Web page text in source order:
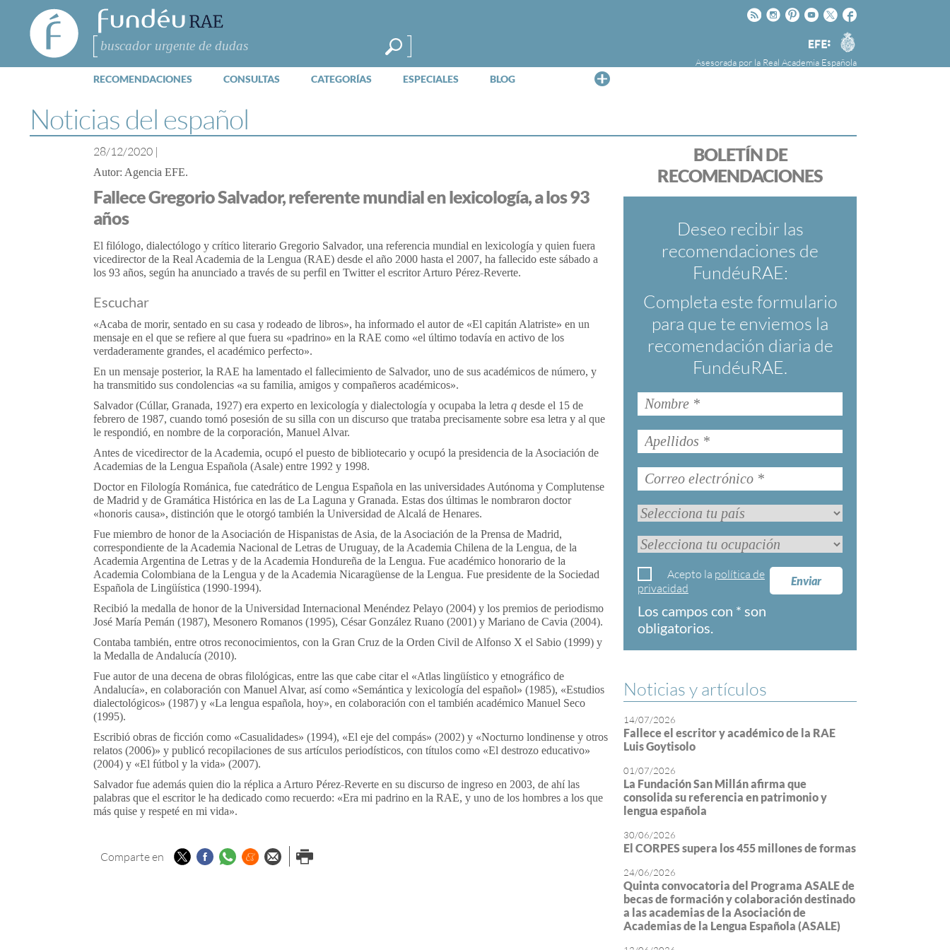
FundéuRAE
- Fundación
del Español
Urgente
Buscar
Facebook
Twitter
Youtube
Pinteres
Instagram
Rss
Agencia
EFE
Asesorada por la Real Academia Española
RECOMENDACIONES CONSULTAS CATEGORÍAS ESPECIALES BLOG
la Agencia Efe y la Real Academia Española,
cuyo objetivo es colaborar con el buen uso del
español en los medios de comunicación y en
Internet.
Noticias del español
BOLETÍN DE
RECOMENDACIONES
Deseo recibir las
recomendaciones de
FundéuRAE:
Completa este formulario
para que te enviemos la
recomendación diaria de
FundéuRAE.
Enviar
Acepto la política de
privacidad
Los campos con * son
obligatorios.
28/12/2020 |
Agencia EFE
Fallece Gregorio Salvador, referente mundial en lexicología, a los 93
años
El filólogo, dialectólogo y crítico literario Gregorio Salvador, una referencia mundial en lexicología y quien fuera
vicedirector de la Real Academia de la Lengua (RAE) desde el año 2000 hasta el 2007, ha fallecido este sábado a
los 93 años, según ha anunciado a través de su perfil en Twitter el escritor Arturo Pérez-Reverte.
Escuchar
«Acaba de morir, sentado en su casa y rodeado de libros», ha informado el autor de «El capitán Alatriste» en un
mensaje en el que se refiere al que fuera su «padrino» en la RAE como «el último todavía en activo de los
verdaderamente grandes, el académico perfecto».
En un mensaje posterior, la RAE ha lamentado el fallecimiento de Salvador, uno de sus académicos de número, y
ha transmitido sus condolencias «a su familia, amigos y compañeros académicos».
Salvador (Cúllar, Granada, 1927) era experto en lexicología y dialectología y ocupaba la letra q desde el 15 de
febrero de 1987, cuando tomó posesión de su silla con un discurso que trataba precisamente sobre esa letra y al que
le respondió, en nombre de la corporación, Manuel Alvar.
Antes de vicedirector de la Academia, ocupó el puesto de bibliotecario y ocupó la presidencia de la Asociación de
Academias de la Lengua Española (Asale) entre 1992 y 1998.
Doctor en Filología Románica, fue catedrático de Lengua Española en las universidades Autónoma y Complutense
de Madrid y de Gramática Histórica en las de La Laguna y Granada. Estas dos últimas le nombraron doctor
«honoris causa», distinción que le otorgó también la Universidad de Alcalá de Henares.
Fue miembro de honor de la Asociación de Hispanistas de Asia, de la Asociación de la Prensa de Madrid,
correspondiente de la Academia Nacional de Letras de Uruguay, de la Academia Chilena de la Lengua, de la
Academia Argentina de Letras y de la Academia Hondureña de la Lengua. Fue académico honorario de la
Academia Colombiana de la Lengua y de la Academia Nicaragüense de la Lengua. Fue presidente de la Sociedad
Española de Lingüística (1990-1994).
Recibió la medalla de honor de la Universidad Internacional Menéndez Pelayo (2004) y los premios de periodismo
José María Pemán (1987), Mesonero Romanos (1995), César González Ruano (2001) y Mariano de Cavia (2004).
Contaba también, entre otros reconocimientos, con la Gran Cruz de la Orden Civil de Alfonso X el Sabio (1999) y
la Medalla de Andalucía (2010).
Fue autor de una decena de obras filológicas, entre las que cabe citar el «Atlas lingüístico y etnográfico de
Andalucía», en colaboración con Manuel Alvar, así como «Semántica y lexicología del español» (1985), «Estudios
dialectológicos» (1987) y «La lengua española, hoy», en colaboración con el también académico Manuel Seco
(1995).
Escribió obras de ficción como «Casualidades» (1994), «El eje del compás» (2002) y «Nocturno londinense y otros
relatos (2006)» y publicó recopilaciones de sus artículos periodísticos, con títulos como «El destrozo educativo»
(2004) y «El fútbol y la vida» (2007).
Salvador fue además quien dio la réplica a Arturo Pérez-Reverte en su discurso de ingreso en 2003, de ahí las
palabras que el escritor le ha dedicado como recuerdo: «Era mi padrino en la RAE, y uno de los hombres a los que
más quise y respeté en mi vida».
Comparte en TwitterFacebook
Whatsapp
Menéame
Enviar porImprimir
Noticias y artículos
14/07/2026
Fallece el escritor y académico de la RAE
Luis Goytisolo
01/07/2026
La Fundación San Millán afirma que
consolida su referencia en patrimonio y
lengua española
30/06/2026
El CORPES supera los 455 millones de formas
24/06/2026
Quinta convocatoria del Programa ASALE de
becas de formación y colaboración destinado
a las academias de la Asociación de
Academias de la Lengua Española (ASALE)